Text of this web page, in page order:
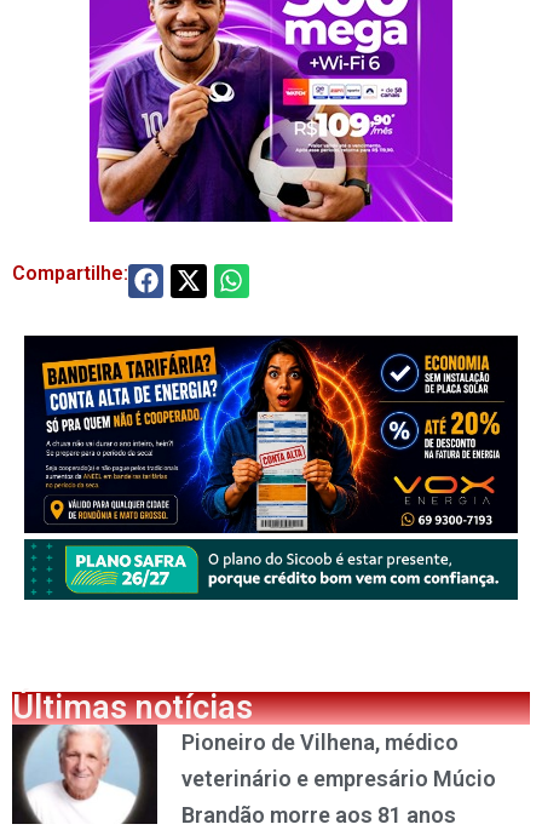
Compartilhe:
Últimas notícias
Pioneiro de Vilhena, médico
veterinário e empresário Múcio
Brandão morre aos 81 anos